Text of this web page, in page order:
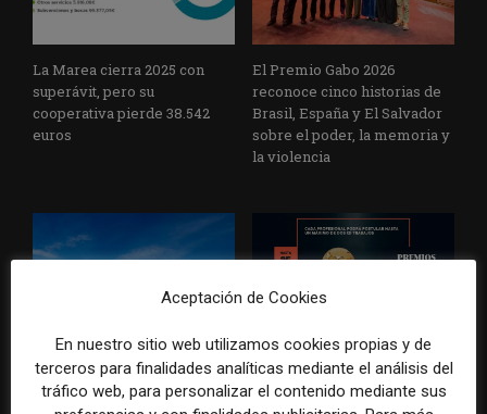
La Marea cierra 2025 con
superávit, pero su
cooperativa pierde 38.542
euros
El Premio Gabo 2026
reconoce cinco historias de
Brasil, España y El Salvador
sobre el poder, la memoria y
la violencia
Radio Televisión Madrid
establece un sistema de
control para el uso de la
ADEPA crea un premio
especial para la mejor
cobertura periodística del
Aceptación de Cookies
En nuestro sitio web utilizamos cookies propias y de
terceros para finalidades analíticas mediante el análisis del
tráfico web, para personalizar el contenido mediante sus